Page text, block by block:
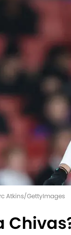
Atkins/GettyImages